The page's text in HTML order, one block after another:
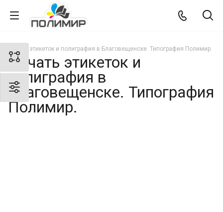
Печать этикеток и полиграфия в Благовещенске. Типография Полимир.
Печать этикеток и
полиграфия в
Благовещенске. Типография
Полимир.